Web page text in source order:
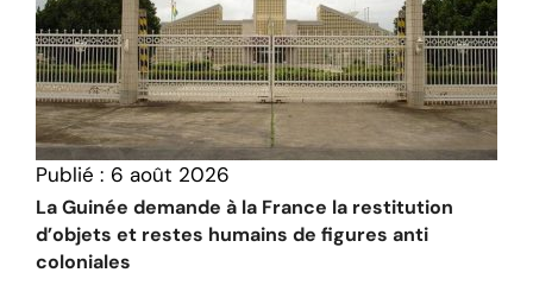
Publié : 6 août 2026
La Guinée demande à la France la restitution
d’objets et restes humains de figures anti
coloniales